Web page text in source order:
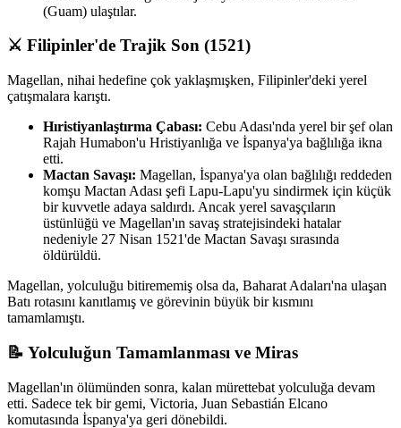
(Guam) ulaştılar.
⚔️ Filipinler'de Trajik Son (1521)
Magellan, nihai hedefine çok yaklaşmışken, Filipinler'deki yerel
çatışmalara karıştı.
Hıristiyanlaştırma Çabası: Cebu Adası'nda yerel bir şef olan
Rajah Humabon'u Hristiyanlığa ve İspanya'ya bağlılığa ikna
etti.
Mactan Savaşı: Magellan, İspanya'ya olan bağlılığı reddeden
komşu Mactan Adası şefi Lapu-Lapu'yu sindirmek için küçük
bir kuvvetle adaya saldırdı. Ancak yerel savaşçıların
üstünlüğü ve Magellan'ın savaş stratejisindeki hatalar
nedeniyle 27 Nisan 1521'de Mactan Savaşı sırasında
öldürüldü.
Magellan, yolculuğu bitirememiş olsa da, Baharat Adaları'na ulaşan
Batı rotasını kanıtlamış ve görevinin büyük bir kısmını
tamamlamıştı.
📝 Yolculuğun Tamamlanması ve Miras
Magellan'ın ölümünden sonra, kalan mürettebat yolculuğa devam
etti. Sadece tek bir gemi, Victoria, Juan Sebastián Elcano
komutasında İspanya'ya geri dönebildi.